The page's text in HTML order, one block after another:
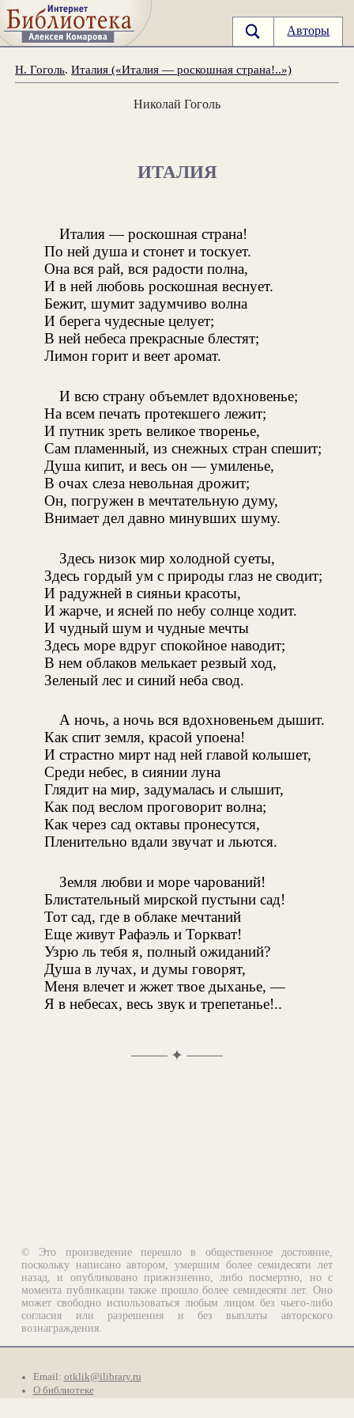
Авторы
Н. Гоголь.Италия («Италия — роскошная страна!..»)
Николай Гоголь
ИТАЛИЯ
Италия — роскошная страна!
По ней душа и стонет и тоскует.
Она вся рай, вся радости полна,
И в ней любовь роскошная веснует.
Бежит, шумит задумчиво волна
И берега чудесные целует;
В ней небеса прекрасные блестят;
Лимон горит и веет аромат.
И всю страну объемлет вдохновенье;
На всем печать протекшего лежит;
И путник зреть великое творенье,
Сам пламенный, из снежных стран спешит;
Душа кипит, и весь он — умиленье,
В очах слеза невольная дрожит;
Он, погружен в мечтательную думу,
Внимает дел давно минувших шуму.
Здесь низок мир холодной суеты,
Здесь гордый ум с природы глаз не сводит;
И радужней в сияньи красоты,
И жарче, и ясней по небу солнце ходит.
И чудный шум и чудные мечты
Здесь море вдруг спокойное наводит;
В нем облаков мелькает резвый ход,
Зеленый лес и синий неба свод.
А ночь, а ночь вся вдохновеньем дышит.
Как спит земля, красой упоена!
И страстно мирт над ней главой колышет,
Среди небес, в сиянии луна
Глядит на мир, задумалась и слышит,
Как под веслом проговорит волна;
Как через сад октавы пронесутся,
Пленительно вдали звучат и льются.
Земля любви и море чарований!
Блистательный мирской пустыни сад!
Тот сад, где в облаке мечтаний
Еще живут Рафаэль и Торкват!
Узрю ль тебя я, полный ожиданий?
Душа в лучах, и думы говорят,
Меня влечет и жжет твое дыханье, —
Я в небесах, весь звук и трепетанье!..
✦
© Это произведение перешло в общественное достояние,
поскольку написано автором, умершим более семидесяти лет
назад, и опубликовано прижизненно, либо посмертно, но с
момента публикации также прошло более семидесяти лет. Оно
может свободно использоваться любым лицом без чьего-либо
согласия или разрешения и без выплаты авторского
вознаграждения.
Email: otklik@ilibrary.ru
О библиотеке